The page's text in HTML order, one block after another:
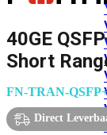
40GE
Short
FN-TRAN-
Direct